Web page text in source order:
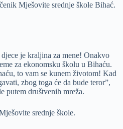
Mješovite srednje škole Bihać.
je kraljina za mene! Onakvo
za ekonomsku školu u Bihaću.
to vam se kunem životom! Kad
zbog toga će da bude teror”,
putem društvenih mreža.
srednje škole.